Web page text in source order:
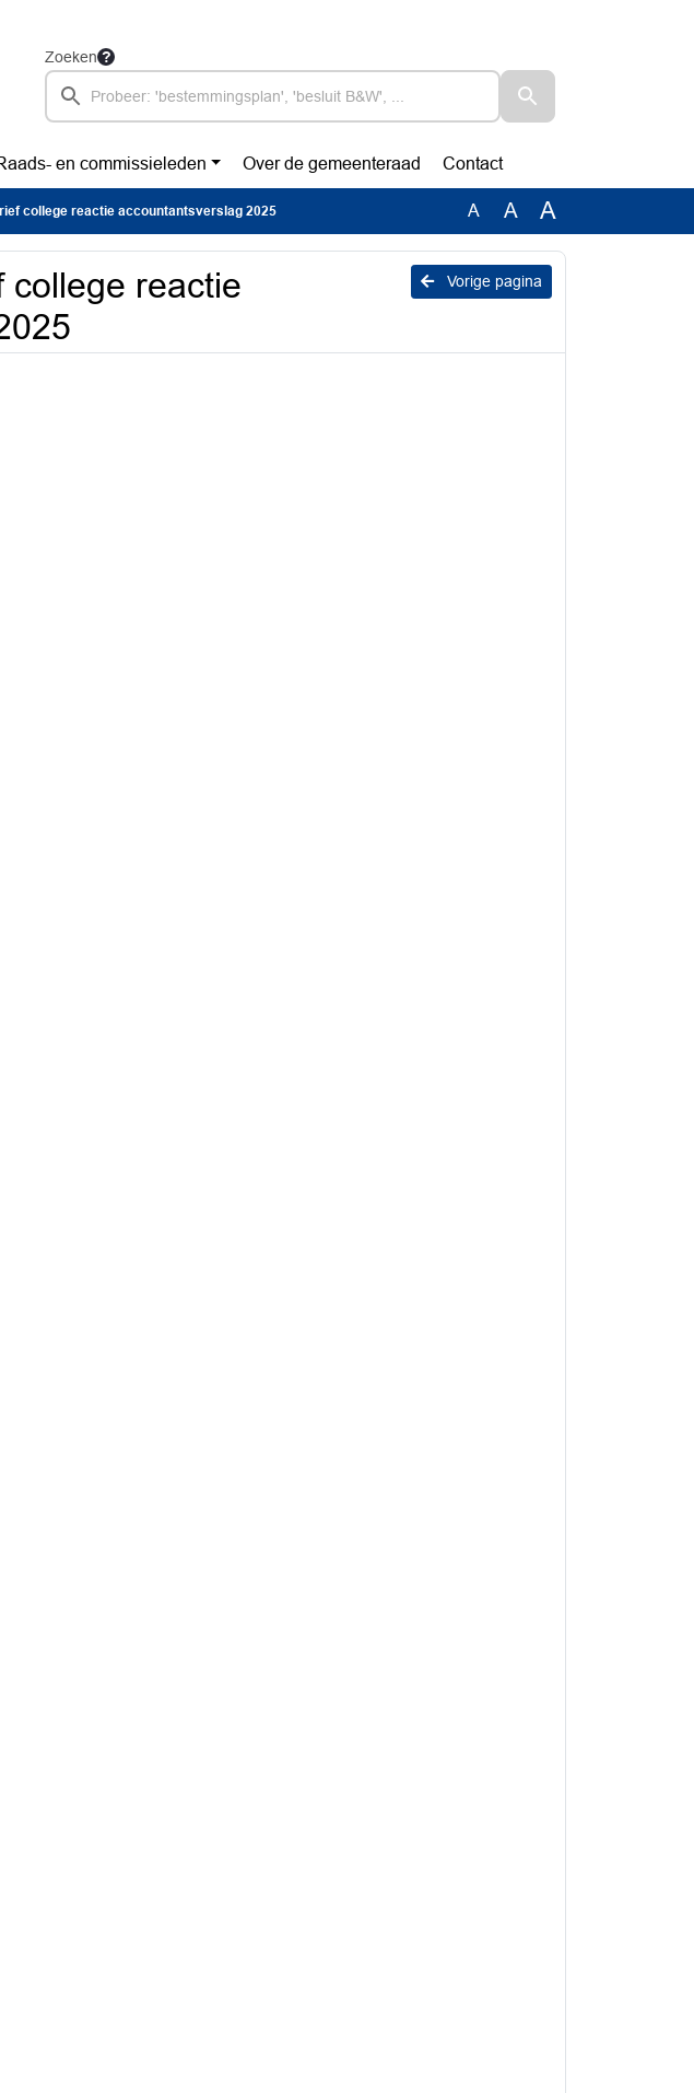
Zoeken
en commissieleden Over de gemeenteraad Contact
college reactie accountantsverslag 2025 A A A
Vorige pagina
college reactie